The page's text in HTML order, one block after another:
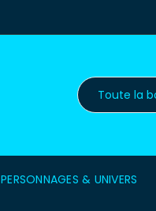
PERSONNAGES & UNIVERS